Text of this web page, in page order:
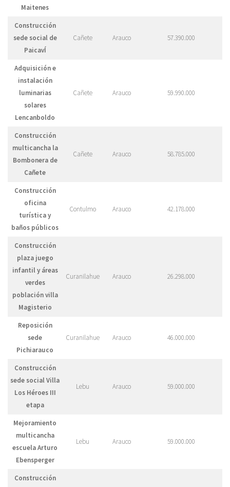
Maitenes
Construcción
sede social de
PaicavÍ
Cañete Arauco 57.390.000
Adquisición e
instalación
luminarias
solares
Lencanboldo
Cañete Arauco 59.990.000
Construcción
multicancha la
Bombonera de
Cañete
Cañete Arauco 58.785.000
Construcción
oficina
turística y
baños públicos
Contulmo Arauco 42.178.000
Construcción
plaza juego
infantil y áreas
verdes
población villa
Magisterio
Curanilahue Arauco 26.298.000
Reposición
sede
Pichiarauco
Curanilahue Arauco 46.000.000
Construcción
sede social Villa
Los Héroes III
etapa
Lebu Arauco 59.000.000
Mejoramiento
multicancha
escuela Arturo
Ebensperger
Lebu Arauco 59.000.000
Construcción